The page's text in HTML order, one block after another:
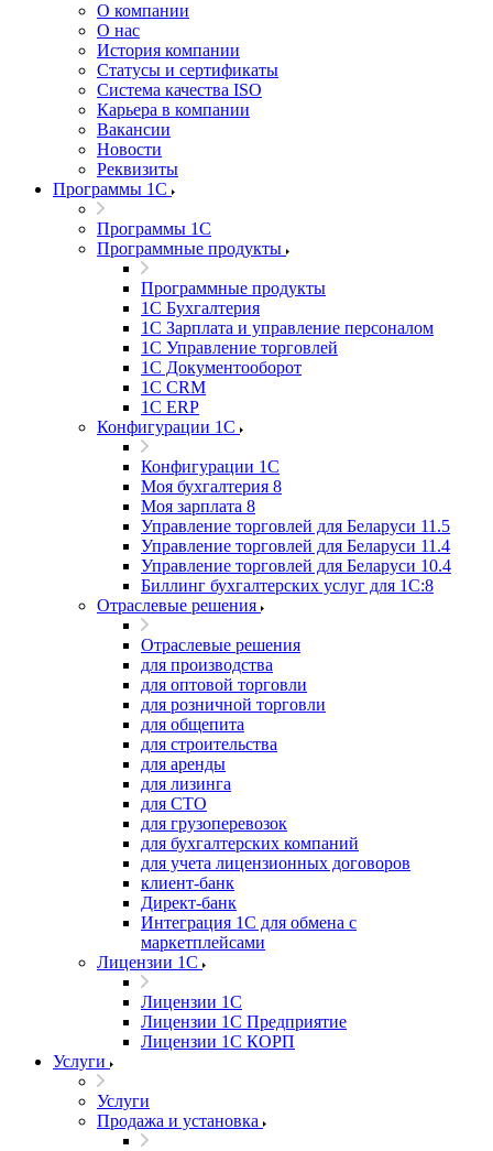
О компании
О нас
История компании
Статусы и сертификаты
Система качества ISO
Карьера в компании
Вакансии
Новости
Реквизиты
Программы 1С
Программы 1С
Программные продукты
Программные продукты
1С Бухгалтерия
1С Зарплата и управление персоналом
1С Управление торговлей
1С Документооборот
1С CRM
1С ERP
Конфигурации 1С
Конфигурации 1С
Моя бухгалтерия 8
Моя зарплата 8
Управление торговлей для Беларуси 11.5
Управление торговлей для Беларуси 11.4
Управление торговлей для Беларуси 10.4
Биллинг бухгалтерских услуг для 1С:8
Отраслевые решения
Отраслевые решения
для производства
для оптовой торговли
для розничной торговли
для общепита
для строительства
для аренды
для лизинга
для СТО
для грузоперевозок
для бухгалтерских компаний
для учета лицензионных договоров
клиент-банк
Директ-банк
Интеграция 1C для обмена с
маркетплейсами
Лицензии 1С
Лицензии 1С
Лицензии 1С Предприятие
Лицензии 1С КОРП
Услуги
Услуги
Продажа и установка